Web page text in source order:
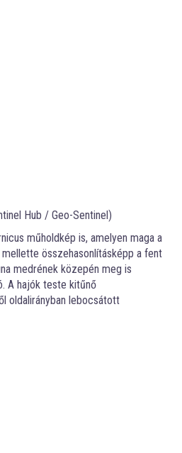
Hub / Geo-Sentinel)
műholdkép is, amelyen maga a
összehasonlításképp a fent
medrének közepén meg is
A hajók teste kitűnő
oldalirányban lebocsátott